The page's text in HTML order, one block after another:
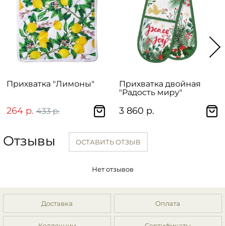
Прихватка "Лимоны"
264 р. 433 р.
Прихватка двойная
"Радость миру"
3 860 р.
Отзывы ОСТАВИТЬ ОТЗЫВ
Нет отзывов
Доставка Оплата